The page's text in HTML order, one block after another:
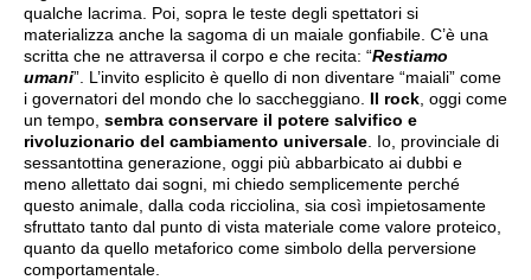
qualche lacrima. Poi, sopra le teste degli spettatori si
materializza anche la sagoma di un maiale gonfiabile. C’è una
scritta che ne attraversa il corpo e che recita: “Restiamo
umani”. L’invito esplicito è quello di non diventare “maiali” come
i governatori del mondo che lo saccheggiano. Il rock , oggi come
un tempo, sembra conservare il potere salvifico e
rivoluzionario del cambiamento universale . Io, provinciale di
sessantottina generazione, oggi più abbarbicato ai dubbi e
meno allettato dai sogni, mi chiedo semplicemente perché
questo animale, dalla coda ricciolina, sia così impietosamente
sfruttato tanto dal punto di vista materiale come valore proteico,
quanto da quello metaforico come simbolo della perversione
comportamentale.